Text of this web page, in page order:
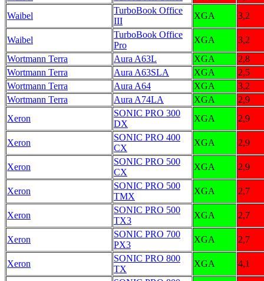
Waibel
TurboBook Office
III
XGA 3,2
Waibel
TurboBook Office
Pro
XGA
3,2
Wortmann Terra
Aura A63L XGA
2,8
Wortmann Terra
Aura A63SLA XGA
2,5
Wortmann Terra
Aura A64 XGA
3,2
Wortmann Terra
Aura A74LA XGA
2,9
Xeron
SONIC PRO 300
DX
XGA 2,9
Xeron
SONIC PRO 400
CX
XGA 2,9
Xeron
SONIC PRO 500
CX
XGA 2,9
Xeron
SONIC PRO 500
TMX
XGA 2,7
Xeron
SONIC PRO 500
TX3
XGA 2,7
Xeron
SONIC PRO 700
PX3
XGA 2,7
Xeron
SONIC PRO 800
TX
XGA 4,1